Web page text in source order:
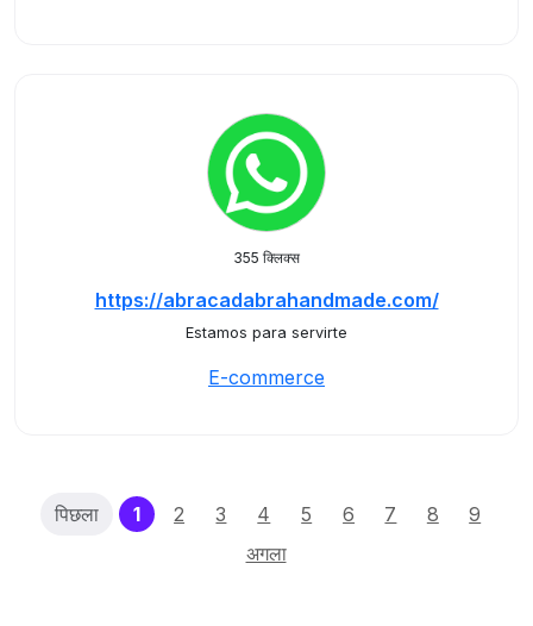
355 क्लिक्स
https://abracadabrahandmade.com/
Estamos para servirte
E-commerce
पिछला 1(current)
2 3 4 5 6 7 8
9
अगला